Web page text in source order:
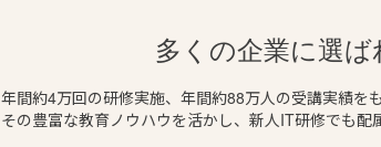
多くの企業に選
年間約4万回の研修実施、年間約88万人の受講実績を
その豊富な教育ノウハウを活かし、新人IT研修でも配